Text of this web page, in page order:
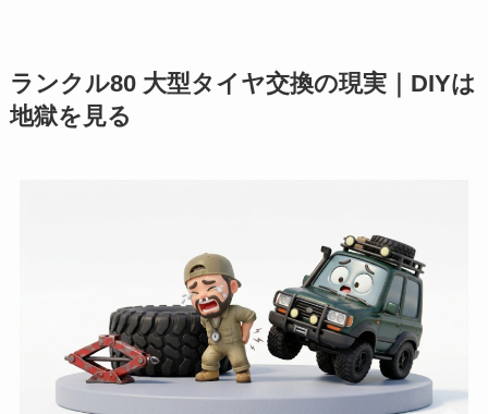
ランクル80 大型タイヤ交換の現実｜DIYは
地獄を見る